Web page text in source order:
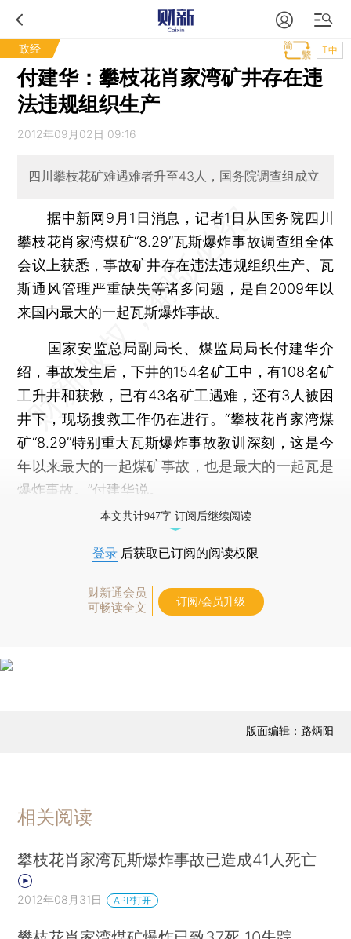
政经 T中
付建华：攀枝花肖家湾矿井存在违
法违规组织生产
2012年09月02日 09:16
四川攀枝花矿难遇难者升至43人，国务院调查组成立
据中新网9月1日消息，记者1日从国务院四川
攀枝花肖家湾煤矿“8.29”瓦斯爆炸事故调查组全体
会议上获悉，事故矿井存在违法违规组织生产、瓦
斯通风管理严重缺失等诸多问题，是自2009年以
来国内最大的一起瓦斯爆炸事故。
国家安监总局副局长、煤监局局长付建华介
绍，事故发生后，下井的154名矿工中，有108名矿
工升井和获救，已有43名矿工遇难，还有3人被困
井下，现场搜救工作仍在进行。“攀枝花肖家湾煤
矿“8.29”特别重大瓦斯爆炸事故教训深刻，这是今
年以来最大的一起煤矿事故，也是最大的一起瓦是
爆炸事故。”付建华说。
本文共计947字 订阅后继续阅读
登录 后获取已订阅的阅读权限
财新通会员
可畅读全文
订阅/会员升级
版面编辑：路炳阳
相关阅读
攀枝花肖家湾瓦斯爆炸事故已造成41人死亡
2012年08月31日 APP打开